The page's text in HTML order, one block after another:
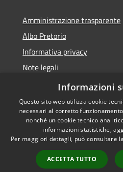
Amministrazione trasparente
Albo Pretorio
Informativa privacy
Note legali
Dichiarazione di accessibilità
Accessibilità
Informazioni
Questo sito web utilizza cookie
necessari al corretto
nonché un cookie tecnico
informazioni statistiche,
Per maggiori dettagli, può consultare
ACCETTA TUTTO